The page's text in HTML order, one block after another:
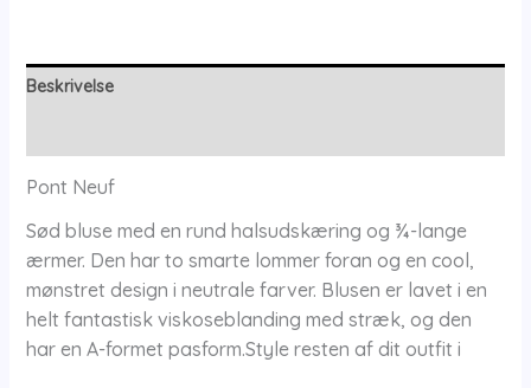
Xs/36-
Neuf
antal
Beskrivelse
Pont Neuf
Sød bluse med en rund halsudskæring og ¾-lange
ærmer. Den har to smarte lommer foran og en cool,
mønstret design i neutrale farver. Blusen er lavet i en
helt fantastisk viskoseblanding med stræk, og den
har en A-formet pasform.Style resten af dit outfit i